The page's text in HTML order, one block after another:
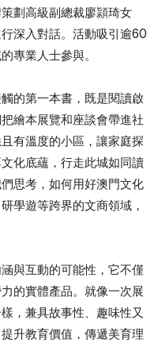
劃高級副總裁廖頴琦女
深入對話。活動吸引逾60
專業人士參與。
的第一本書，既是閱讀啟
繪本展覽和座談會帶進社
有溫度的小區，讓家庭探
化底蘊，行走此城如同讀
思考，如何用好澳門文化
學遊等跨界的文商領域，
與互動的可能性，它不僅
的實體產品。就像一次展
，兼具故事性、趣味性又
升教育價值，傳遞美育理